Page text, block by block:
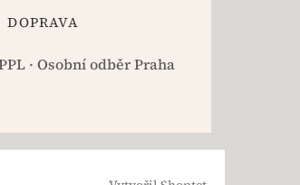
DOPRAVA
· Osobní odběr Praha